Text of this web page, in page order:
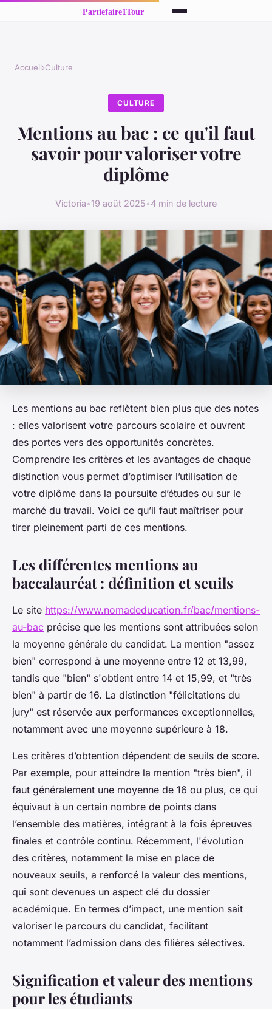
Accueil›Culture
CULTURE
Mentions au bac : ce qu'il faut
savoir pour valoriser votre
diplôme
Victoria•19 août 2025•4 min de lecture
Les mentions au bac reflètent bien plus que des notes
: elles valorisent votre parcours scolaire et ouvrent
des portes vers des opportunités concrètes.
Comprendre les critères et les avantages de chaque
distinction vous permet d’optimiser l’utilisation de
votre diplôme dans la poursuite d’études ou sur le
marché du travail. Voici ce qu’il faut maîtriser pour
tirer pleinement parti de ces mentions.
Les différentes mentions au
baccalauréat : définition et seuils
Le site https://www.nomadeducation.fr/bac/mentions-
au-bac précise que les mentions sont attribuées selon
la moyenne générale du candidat. La mention "assez
bien" correspond à une moyenne entre 12 et 13,99,
tandis que "bien" s'obtient entre 14 et 15,99, et "très
bien" à partir de 16. La distinction "félicitations du
jury" est réservée aux performances exceptionnelles,
notamment avec une moyenne supérieure à 18.
Les critères d’obtention dépendent de seuils de score.
Par exemple, pour atteindre la mention "très bien", il
faut généralement une moyenne de 16 ou plus, ce qui
équivaut à un certain nombre de points dans
l’ensemble des matières, intégrant à la fois épreuves
finales et contrôle continu. Récemment, l'évolution
des critères, notamment la mise en place de
nouveaux seuils, a renforcé la valeur des mentions,
qui sont devenues un aspect clé du dossier
académique. En termes d’impact, une mention sait
valoriser le parcours du candidat, facilitant
notamment l’admission dans des filières sélectives.
Signification et valeur des mentions
pour les étudiants